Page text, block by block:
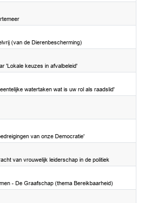
(van de Dierenbescherming)
'Lokale keuzes in afvalbeleid'
watertaken wat is uw rol als raadslid'
van onze Democratie'
van vrouwelijk leiderschap in de politiek
- De Graafschap (thema Bereikbaarheid)